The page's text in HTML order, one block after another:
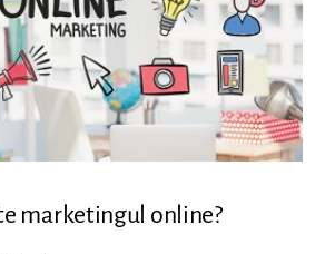
marketingul online?